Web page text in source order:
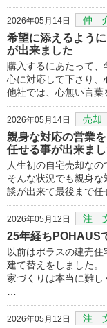
2026年05月14日 仲
希望に添えるよう
が出来ました
購入するにあたって
心に対応して下さり、
他社では、心無い言葉
2026年05月14日 売却
親身な対応の営業
任せる事が出来ま
人生初の自宅売却なの
そんな状況でも親身
談が出来て最後まで任
2026年05月12日 注
25年経ちPOHAUS
以前はポラスの建売
建て替えをしました。
家づくりは本当に難
2026年05月12日 注